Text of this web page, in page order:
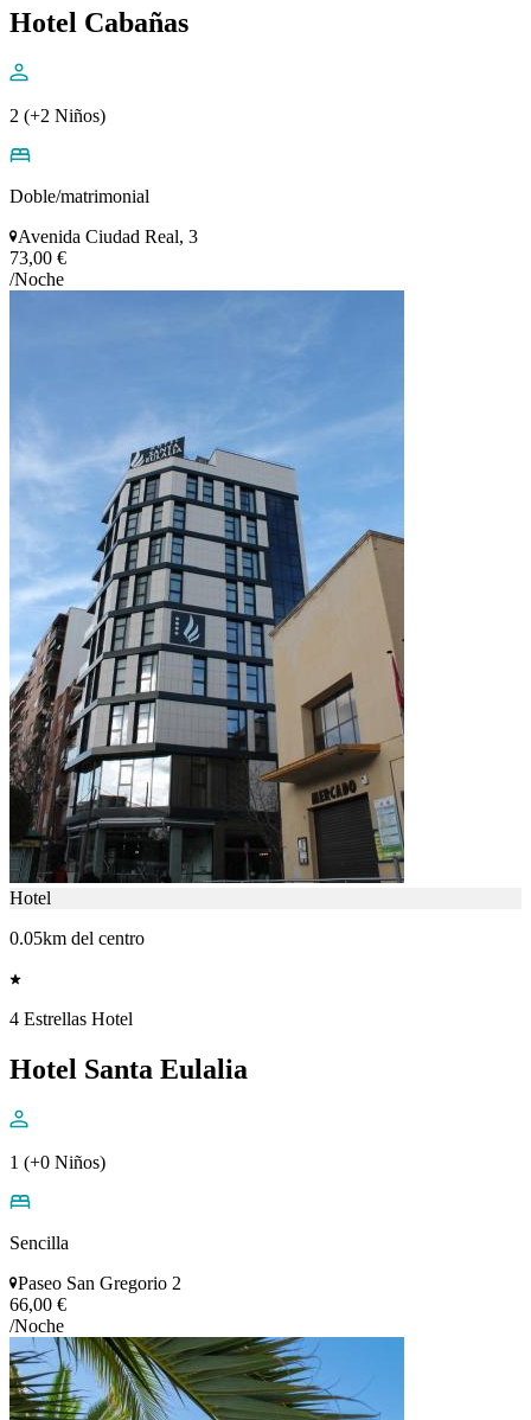
Hotel Cabañas
2 (+2 Niños)
Doble/matrimonial
Avenida Ciudad Real, 3
73,00 €
/Noche
Hotel
0.05km del centro
4 Estrellas Hotel
Hotel Santa Eulalia
1 (+0 Niños)
Sencilla
Paseo San Gregorio 2
66,00 €
/Noche